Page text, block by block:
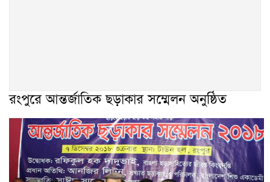
রংপুরে আন্তর্জাতিক ছড়াকার সম্মেলন অনুষ্ঠিত